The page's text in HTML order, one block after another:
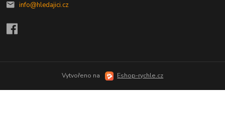
info@hledajici.cz
Vytvořeno na Eshop-rychle.cz